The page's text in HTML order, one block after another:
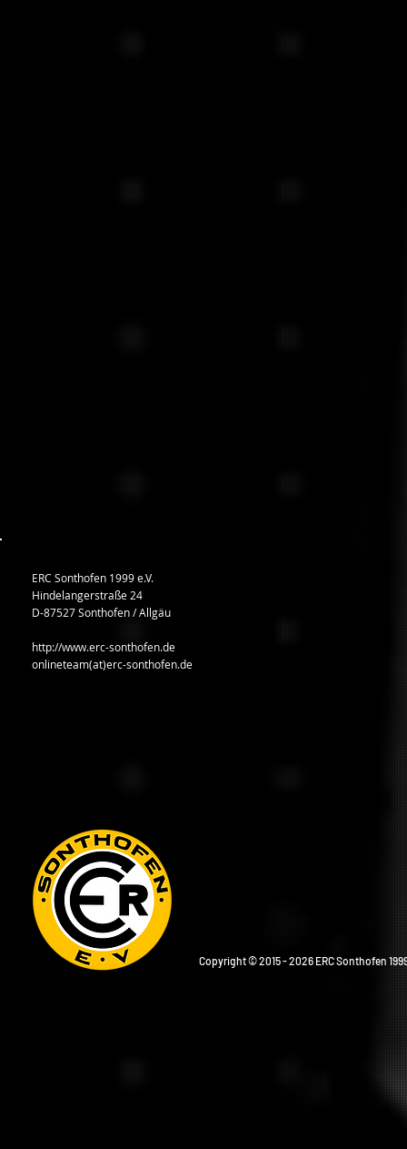
ERC Sonthofen 1999 e.V.
Hindelangerstraße 24
D-87527 Sonthofen / Allgäu
http://www.erc-sonthofen.de
onlineteam(at)erc-sonthofen.de
Copyright © 2015 - 2026 ERC Sonthofen